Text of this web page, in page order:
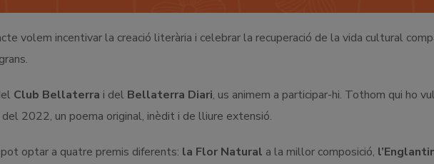
volem incentivar la creació literària i celebrar la recuperació de la vida cultural
Club Bellaterra i del Bellaterra Diari, us animem a participar-hi. Tothom qui ho
2022, un poema original, inèdit i de lliure extensió.
optar a quatre premis diferents: la Flor Natural a la millor composició,